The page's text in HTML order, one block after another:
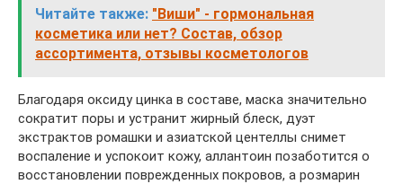
Читайте также: "Виши" - гормональная
косметика или нет? Состав, обзор
ассортимента, отзывы косметологов
Благодаря оксиду цинка в составе, маска значительно
сократит поры и устранит жирный блеск, дуэт
экстрактов ромашки и азиатской центеллы снимет
воспаление и успокоит кожу, аллантоин позаботится о
восстановлении поврежденных покровов, а розмарин